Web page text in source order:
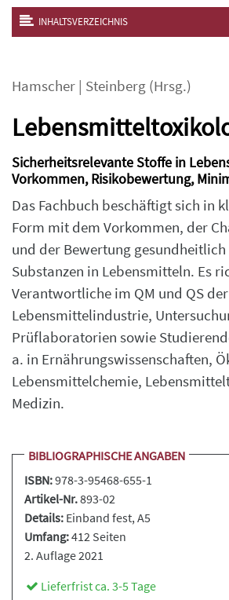
INHALTSVERZEICHNIS
Hamscher | Steinberg (Hrsg.)
Sicherheitsrelevante Stoffe in
Vorkommen, Risikobewertung,
Das Fachbuch beschäftigt sich in
Form mit dem Vorkommen, der
und der Bewertung
Substanzen in Lebensmitteln. Es
Verantwortliche im QM und QS der
Lebensmittelindustrie,
Prüflaboratorien sowie
a. in Ernährungswissenschaften,
Lebensmittelchemie,
Medizin.
BIBLIOGRAPHISCHE ANGABEN
ISBN:978-3-95468-655-1
Artikel-Nr.893-02
Details: Einband fest, A5
Umfang:412 Seiten
2. Auflage 2021
Lieferfrist ca. 3-5 Tage